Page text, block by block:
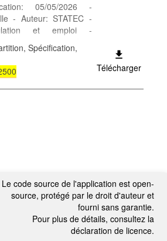
05/05/2026 -
- Auteur: STATEC -
et emploi -
clés: mariage, âge,
Spécification,
Télécharger
Le code source de l'application est open-
source, protégé par le droit d'auteur et
fourni sans garantie.
Pour plus de détails, consultez la
déclaration de licence.